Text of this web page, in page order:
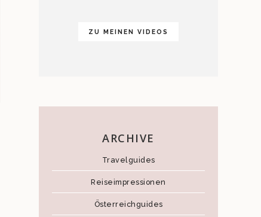
ZU MEINEN VIDEOS
ARCHIVE
Travelguides
Reiseimpressionen
Österreichguides